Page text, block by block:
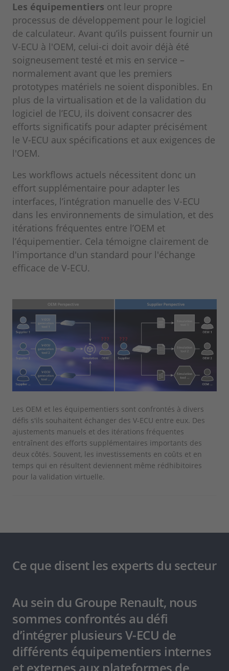
Les équipementiers ont leur propre
processus de développement pour le logiciel
de calculateur. Avant qu’ils puissent fournir un
V-ECU à l'OEM, celui-ci doit avoir déjà été
soigneusement testé et mis en service –
normalement avant que les premiers
prototypes matériels ne soient disponibles. En
plus de la virtualisation et de la validation du
logiciel de l’ECU, ils doivent consacrer des
efforts significatifs pour adapter précisément
le V-ECU aux spécifications et aux exigences de
l'OEM.
Les workflows actuels nécessitent donc un
effort supplémentaire pour adapter les
interfaces, l’intégration manuelle des V-ECU
dans les environnements de simulation, et des
itérations fréquentes entre l’OEM et
l’équipementier. Cela témoigne clairement de
l'importance d'un standard pour l'échange
efficace de V-ECU.
Les OEM et les équipementiers sont confrontés à divers
défis s'ils souhaitent échanger des V-ECU entre eux. Des
ajustements manuels et des itérations fréquentes
entraînent des efforts supplémentaires importants des
deux côtés. Souvent, les investissements en coûts et en
temps qui en résultent deviennent même rédhibitoires
pour la validation virtuelle.
Ce que disent les experts du secteur
Au sein du Groupe Renault, nous
sommes confrontés au défi
d’intégrer plusieurs V-ECU de
différents équipementiers internes